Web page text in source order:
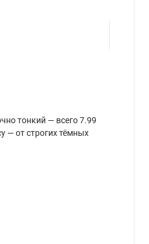
тонкий — всего 7.99
— от строгих тёмных